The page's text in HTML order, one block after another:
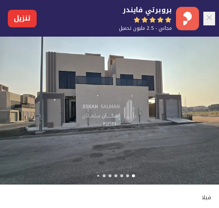
بروبرتي فايندر
مجاني - 2.5 مليون تحميل
تنزيل
فيلا